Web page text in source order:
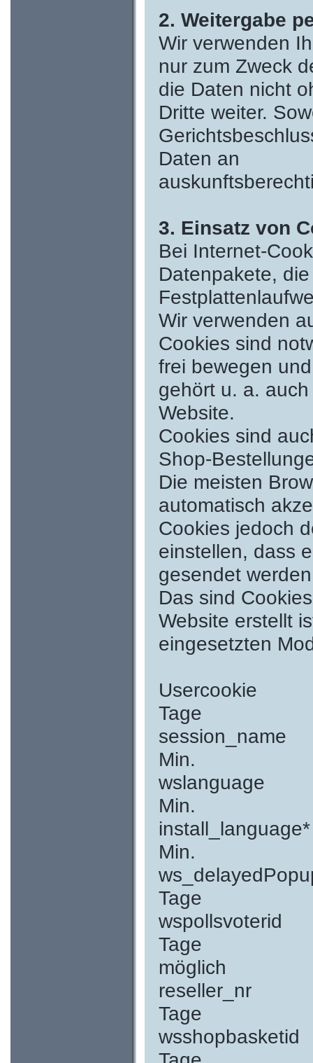
2. Weitergabe
Wir verwenden
nur zum Zweck
die Daten nicht
Dritte weiter.
Daten an
3. Einsatz von
Bei Internet-
Datenpakete,
Wir verwenden
Cookies sind
frei bewegen
gehört u. a.
Website.
Cookies sind
Shop-
Die meisten
automatisch
Cookies jedoch
einstellen, dass
gesendet
Das sind
Website erstellt
eingesetzten
Tage
Min.
Min.
Min.
Tage
Tage
möglich
Tage